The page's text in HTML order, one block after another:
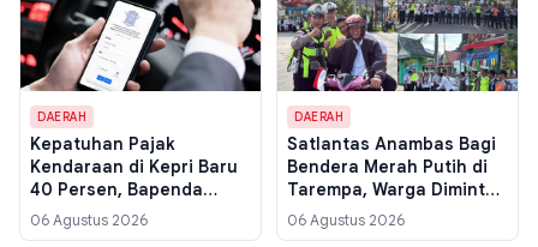
DAERAH
Kepatuhan Pajak
Kendaraan di Kepri Baru
40 Persen, Bapenda
Siapkan Razia di Batam
dan Kabupaten Kota
06 Agustus 2026
DAERAH
Satlantas Anambas Bagi
Bendera Merah Putih di
Tarempa, Warga Diminta
Pasang di Rumah Sambut
HUT ke-81 RI
06 Agustus 2026